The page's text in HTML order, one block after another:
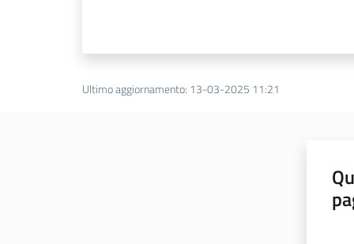
Ultimo aggiornamento: 13-03-2025 11:21